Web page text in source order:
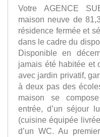
Votre AGENCE
maison neuve de
résidence fermée et
dans le cadre du
Disponible en
jamais été habitée et
avec jardin privatif,
à deux pas des
maison se
entrée, d’un séjour
(cuisine équipée
d’un WC. Au